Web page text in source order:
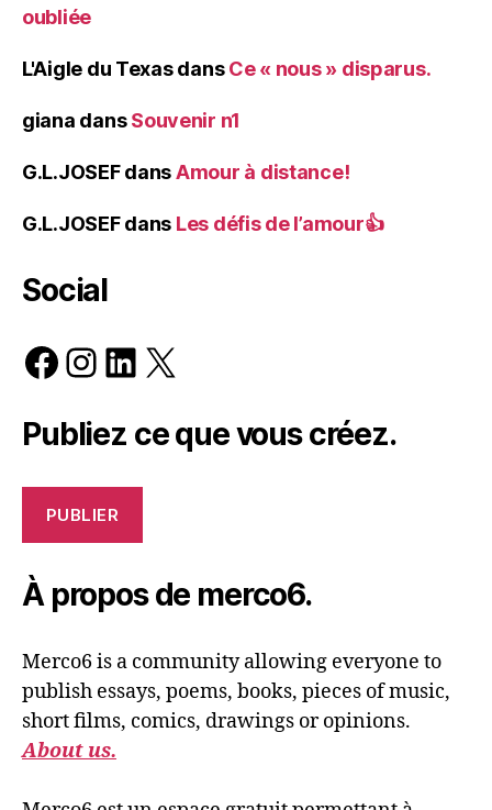
oubliée
L'Aigle du TexasdansCe « nous » disparus.
giana dansSouvenir n1
G.L.JOSEFdansAmour à distance!
G.L.JOSEFdans Les défis de l’amour👍
Social
Facebook
Instagram
LinkedIn
X
Publiez ce que vous créez.
PUBLIER
À propos de merco6.
Merco6 is a community allowing everyone to
publish essays, poems, books, pieces of music,
short films, comics, drawings or opinions.
About us.